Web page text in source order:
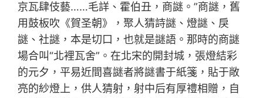
京瓦肆伎藝……毛詳、霍伯丑，商謎。”商謎，舊
用鼓板吹《賀圣朝》，聚人猜詩謎、燈謎、戾
謎、社謎，本是切口，也就是謎語。那時的商謎
場合叫“北裡瓦舍”。在北宋的開封城，張燈結彩
的元夕，平易近間喜謎者將謎書于紙箋，貼于敞
亮的紗燈上，供人猜射，射中后有厚禮相贈，自